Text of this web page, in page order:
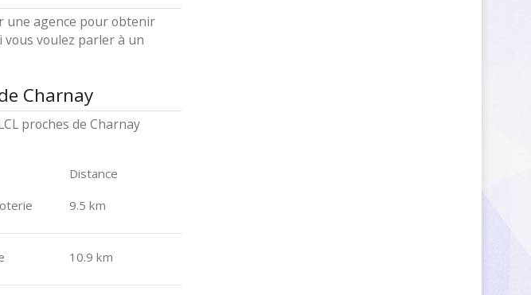
une agence pour obtenir
vous voulez parler à un
Charnay
proches de Charnay
Distance
9.5 km
10.9 km